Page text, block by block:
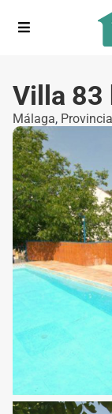
Villa 83
Málaga,